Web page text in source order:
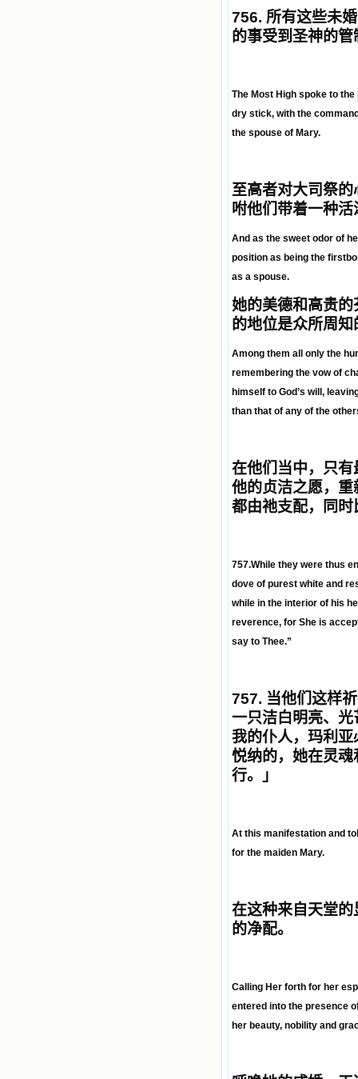
756. 所有这些未
的事受到圣神的管
The Most High spoke to
dry stick, with the
the spouse of Mary.
至高者对大司祭
咐他们带着一种
And as the sweet odor of
position as being the
as a spouse.
她的美德和高贵
的地位是众所周知
Among them all only the
remembering the vow of
himself to God’s will,
than that of any of the
在他们当中，只
他的贞洁之愿，
都由祂支配，同时
757.While they were thus
dove of purest white and
while in the interior of his
reverence, for She is
say to Thee.”
757. 当他们这样
一只洁白明亮、
我的仆人，玛利
悦纳的， 她在灵魂
行。
」
At this manifestation and
for the maiden Mary.
在这种来自天堂
的净配。
Calling Her forth for her
entered into the presence
her beauty, nobility and